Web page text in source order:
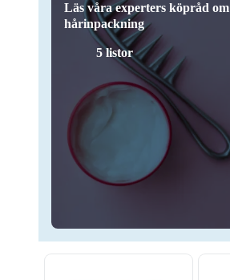
Läs våra experters köpråd om
hårinpackning
5 listor